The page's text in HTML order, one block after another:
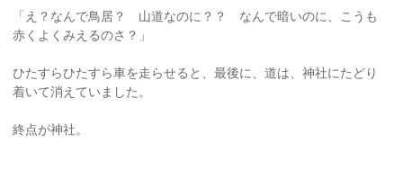
「え？なんで鳥居？ 山道なのに？？ なんで暗いのに、こうも
赤くよくみえるのさ？」
ひたすらひたすら車を走らせると、最後に、道は、神社にたどり
着いて消えていました。
終点が神社。